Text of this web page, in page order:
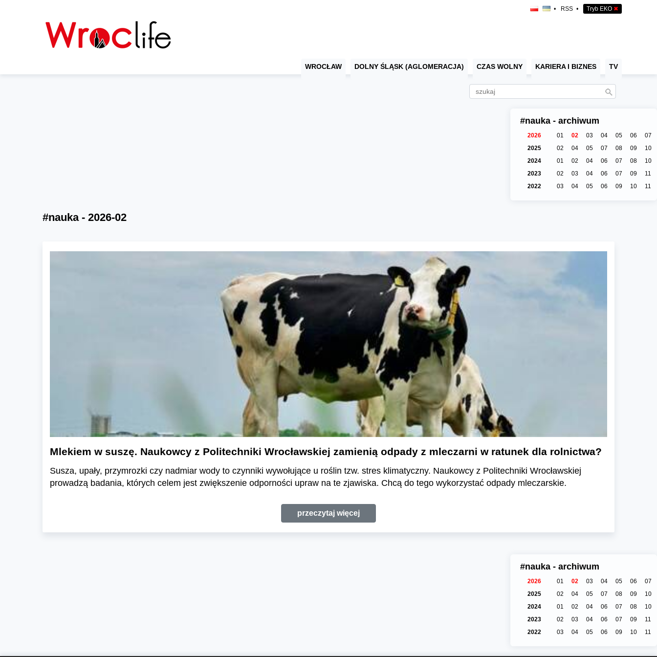
• RSS • Tryb EKO ✖
WROCŁAW DOLNY ŚLĄSK (AGLOMERACJA) CZAS WOLNY KARIERA I BIZNES TV
#nauka - archiwum
2026 01 02 03 04 05 06
07
2025
02 04 05 07 08 09
10
2024
01 02 04 06 07 08
10
2023
02 03 04 06 07 09
11
2022
03 04 05 06 09 10 11
#nauka - 2026-02
Mlekiem w suszę. Naukowcy z Politechniki Wrocławskiej zamienią odpady z mleczarni w ratunek dla rolnictwa?
Susza, upały, przymrozki czy nadmiar wody to czynniki wywołujące u roślin tzw. stres klimatyczny. Naukowcy z Politechniki Wrocławskiej
prowadzą badania, których celem jest zwiększenie odporności upraw na te zjawiska. Chcą do tego wykorzystać odpady mleczarskie.
przeczytaj więcej
#nauka - archiwum
2026 01 02 03 04 05 06
07
2025
02 04 05 07 08 09
10
2024
01 02 04 06 07 08
10
2023
02 03 04 06 07 09
11
2022
03 04 05 06 09 10 11